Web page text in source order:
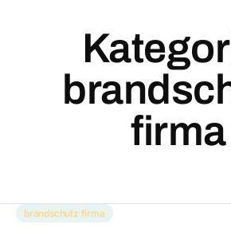
firma
brandschutz firma